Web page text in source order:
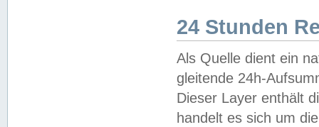
24 Stunden
Als Quelle dient ein
gleitende 24h-
Dieser Layer enthält
handelt es sich um